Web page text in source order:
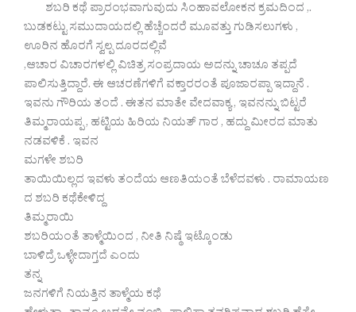
ಶಬರಿ ಕಥೆ ಪ್ರಾರಂಭವಾಗುವುದು ‌ಸಿಂಹಾವಲೋಕನ ಕ್ರಮದಿಂದ ,.
ಬುಡಕಟ್ಟು ಸಮುದಾಯದಲ್ಲಿ ಹೆಚ್ಚೆಂದರೆ ಮೂವತ್ತು ಗುಡಿಸಲುಗಳು ,
ಊರಿನ ಹೊರಗೆ ಸ್ವಲ್ಪ ದೂರದಲ್ಲಿವೆ
,ಆಚಾರ ವಿಚಾರಗಳಲ್ಲಿ ವಿಚಿತ್ರ ಸಂಪ್ರದಾಯ ಅದನ್ನು ಚಾಚೂ ತಪ್ಪದೆ
ಪಾಲಿಸುತ್ತಿದ್ದಾರೆ. ಈ ಆಚರಣೆಗಳಿಗೆ ವಕ್ತಾರರಂತೆ ಪೂಜಾರಪ್ಪಾ ಇದ್ದಾನೆ .
ಇವನು ಗೌರಿಯ ತಂದೆ . ಈತನ ಮಾತೇ ವೇದವಾಕ್ಯ , ಇವನನ್ನು ಬಿಟ್ಟರೆ
ತಿಮ್ಮರಾಯಪ್ಪ , ಹಟ್ಟಿಯ ಹಿರಿಯ ನಿಯತ್ ಗಾರ , ಹದ್ದು ಮೀರದ ಮಾತು
ನಡವಳಿಕೆ . ಇವನ
ಮಗಳೇ ಶಬರಿ
ತಾಯಿಯಿಲ್ಲದ ಇವಳು ತಂದೆಯ ಆಣತಿಯಂತೆ ಬೆಳೆದವಳು . ರಾಮಾಯಣ
ದ ಶಬರಿ ಕಥೆಕೇಳಿದ್ದ
ತಿಮ್ಮರಾಯಿ
ಶಬರಿಯಂತೆ ತಾಳ್ಮೆಯಿಂದ , ನೀತಿ ನಿಷ್ಠೆ ಇಟ್ಕೊಂಡು
ಬಾಳಿದ್ರೆ ಒಳ್ಳೇದಾಗ್ತದೆ ಎಂದು
ತನ್ನ
ಜನಗಳಿಗೆ ನಿಯತ್ತಿನ ತಾಳ್ಮೆಯ ಕಥೆ